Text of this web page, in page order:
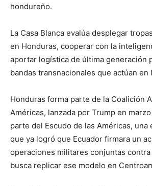
hondureño.
La Casa Blanca evalúa desplegar
en Honduras, cooperar con la
aportar logística de última generación
bandas transnacionales que actúan en
Honduras forma parte de la Coalición
Américas, lanzada por Trump en
parte del Escudo de las Américas, una
que ya logró que Ecuador firmara un
operaciones militares conjuntas
busca replicar ese modelo en